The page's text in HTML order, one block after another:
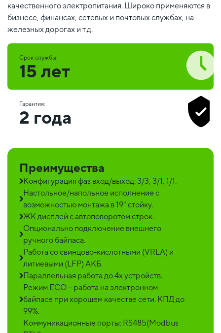
качественного электропитания. Широко применяются в
бизнесе, финансах, сетевых и почтовых службах, на
железных дорогах и т.д.
Срок службы:
15 лет
Гарантия:
2 года
Преимущества
Конфигурация фаз вход/выход: 3/3, 3/1, 1/1.
Настольное/напольное исполнение с
возможностью монтажа в 19" стойку.
ЖК дисплей с автоповоротом строк.
Опционально подключение внешнего
ручного байпаса.
Работа со свинцово-кислотными (VRLA) и
литиевыми (LFP) АКБ.
Параллельная работа до 4х устройств.
Режим ECO – работа на электронном
байпасе при хорошем качестве сети. КПД до
99%.
Коммуникационные порты: RS485(Modbus